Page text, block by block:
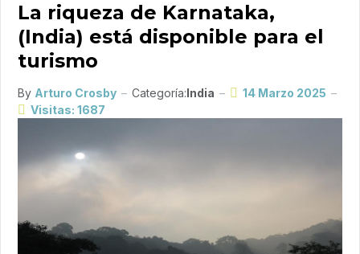
La riqueza de Karnataka,
(India) está disponible para el
turismo
By Arturo Crosby Categoría:India
14 Marzo 2025
Visitas: 1687